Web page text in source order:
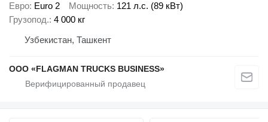
Евро Euro 2 Мощность 121 л.с. (89 кВт)
Грузопод. 4 000 кг
Узбекистан, Ташкент
ООО «FLAGMAN TRUCKS BUSINESS»